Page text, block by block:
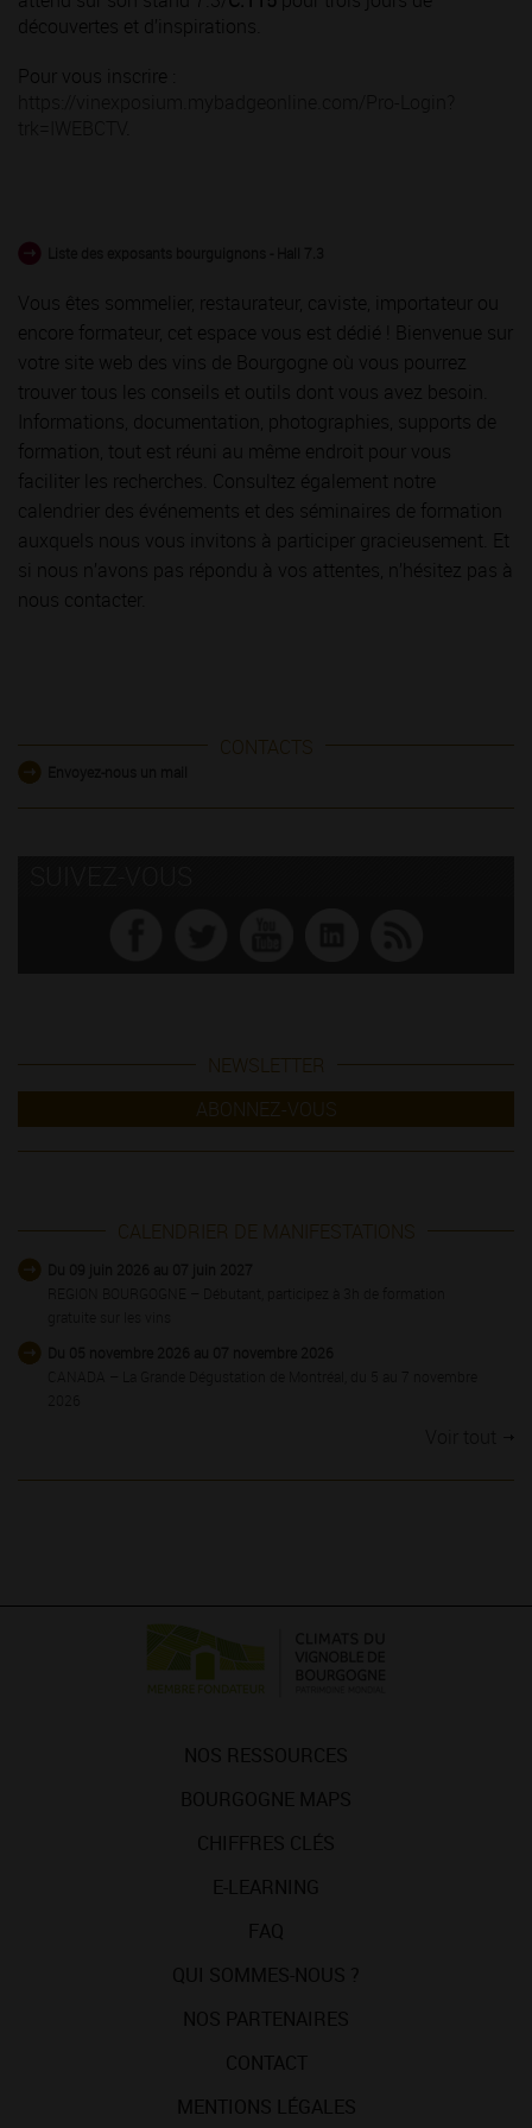
Vous êtes sommelier, restaurateur, caviste, importateur ou
encore formateur, cet espace vous est dédié ! Bienvenue sur
votre site web des vins de Bourgogne où vous pourrez
trouver tous les conseils et outils dont vous avez besoin.
Informations, documentation, photographies, supports de
formation, tout est réuni au même endroit pour vous
faciliter les recherches. Consultez également notre
calendrier des événements et des séminaires de formation
auxquels nous vous invitons à participer gracieusement. Et
si nous n’avons pas répondu à vos attentes, n’hésitez pas à
nous contacter.
CONTACTS
NEWSLETTER
ABONNEZ-VOUS
CALENDRIER DE MANIFESTATIONS
découvertes et d’inspirations.
Pour vous inscrire :